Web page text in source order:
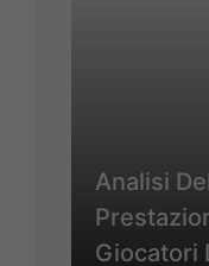
Analisi
Giocatori